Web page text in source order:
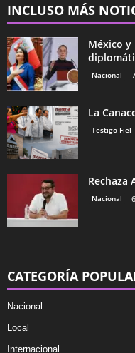
INCLUSO MÁS
México y
Nacional
La
Testigo Fiel
Rechaza
Nacional
CATEGORÍA
Nacional
Local
Internacional